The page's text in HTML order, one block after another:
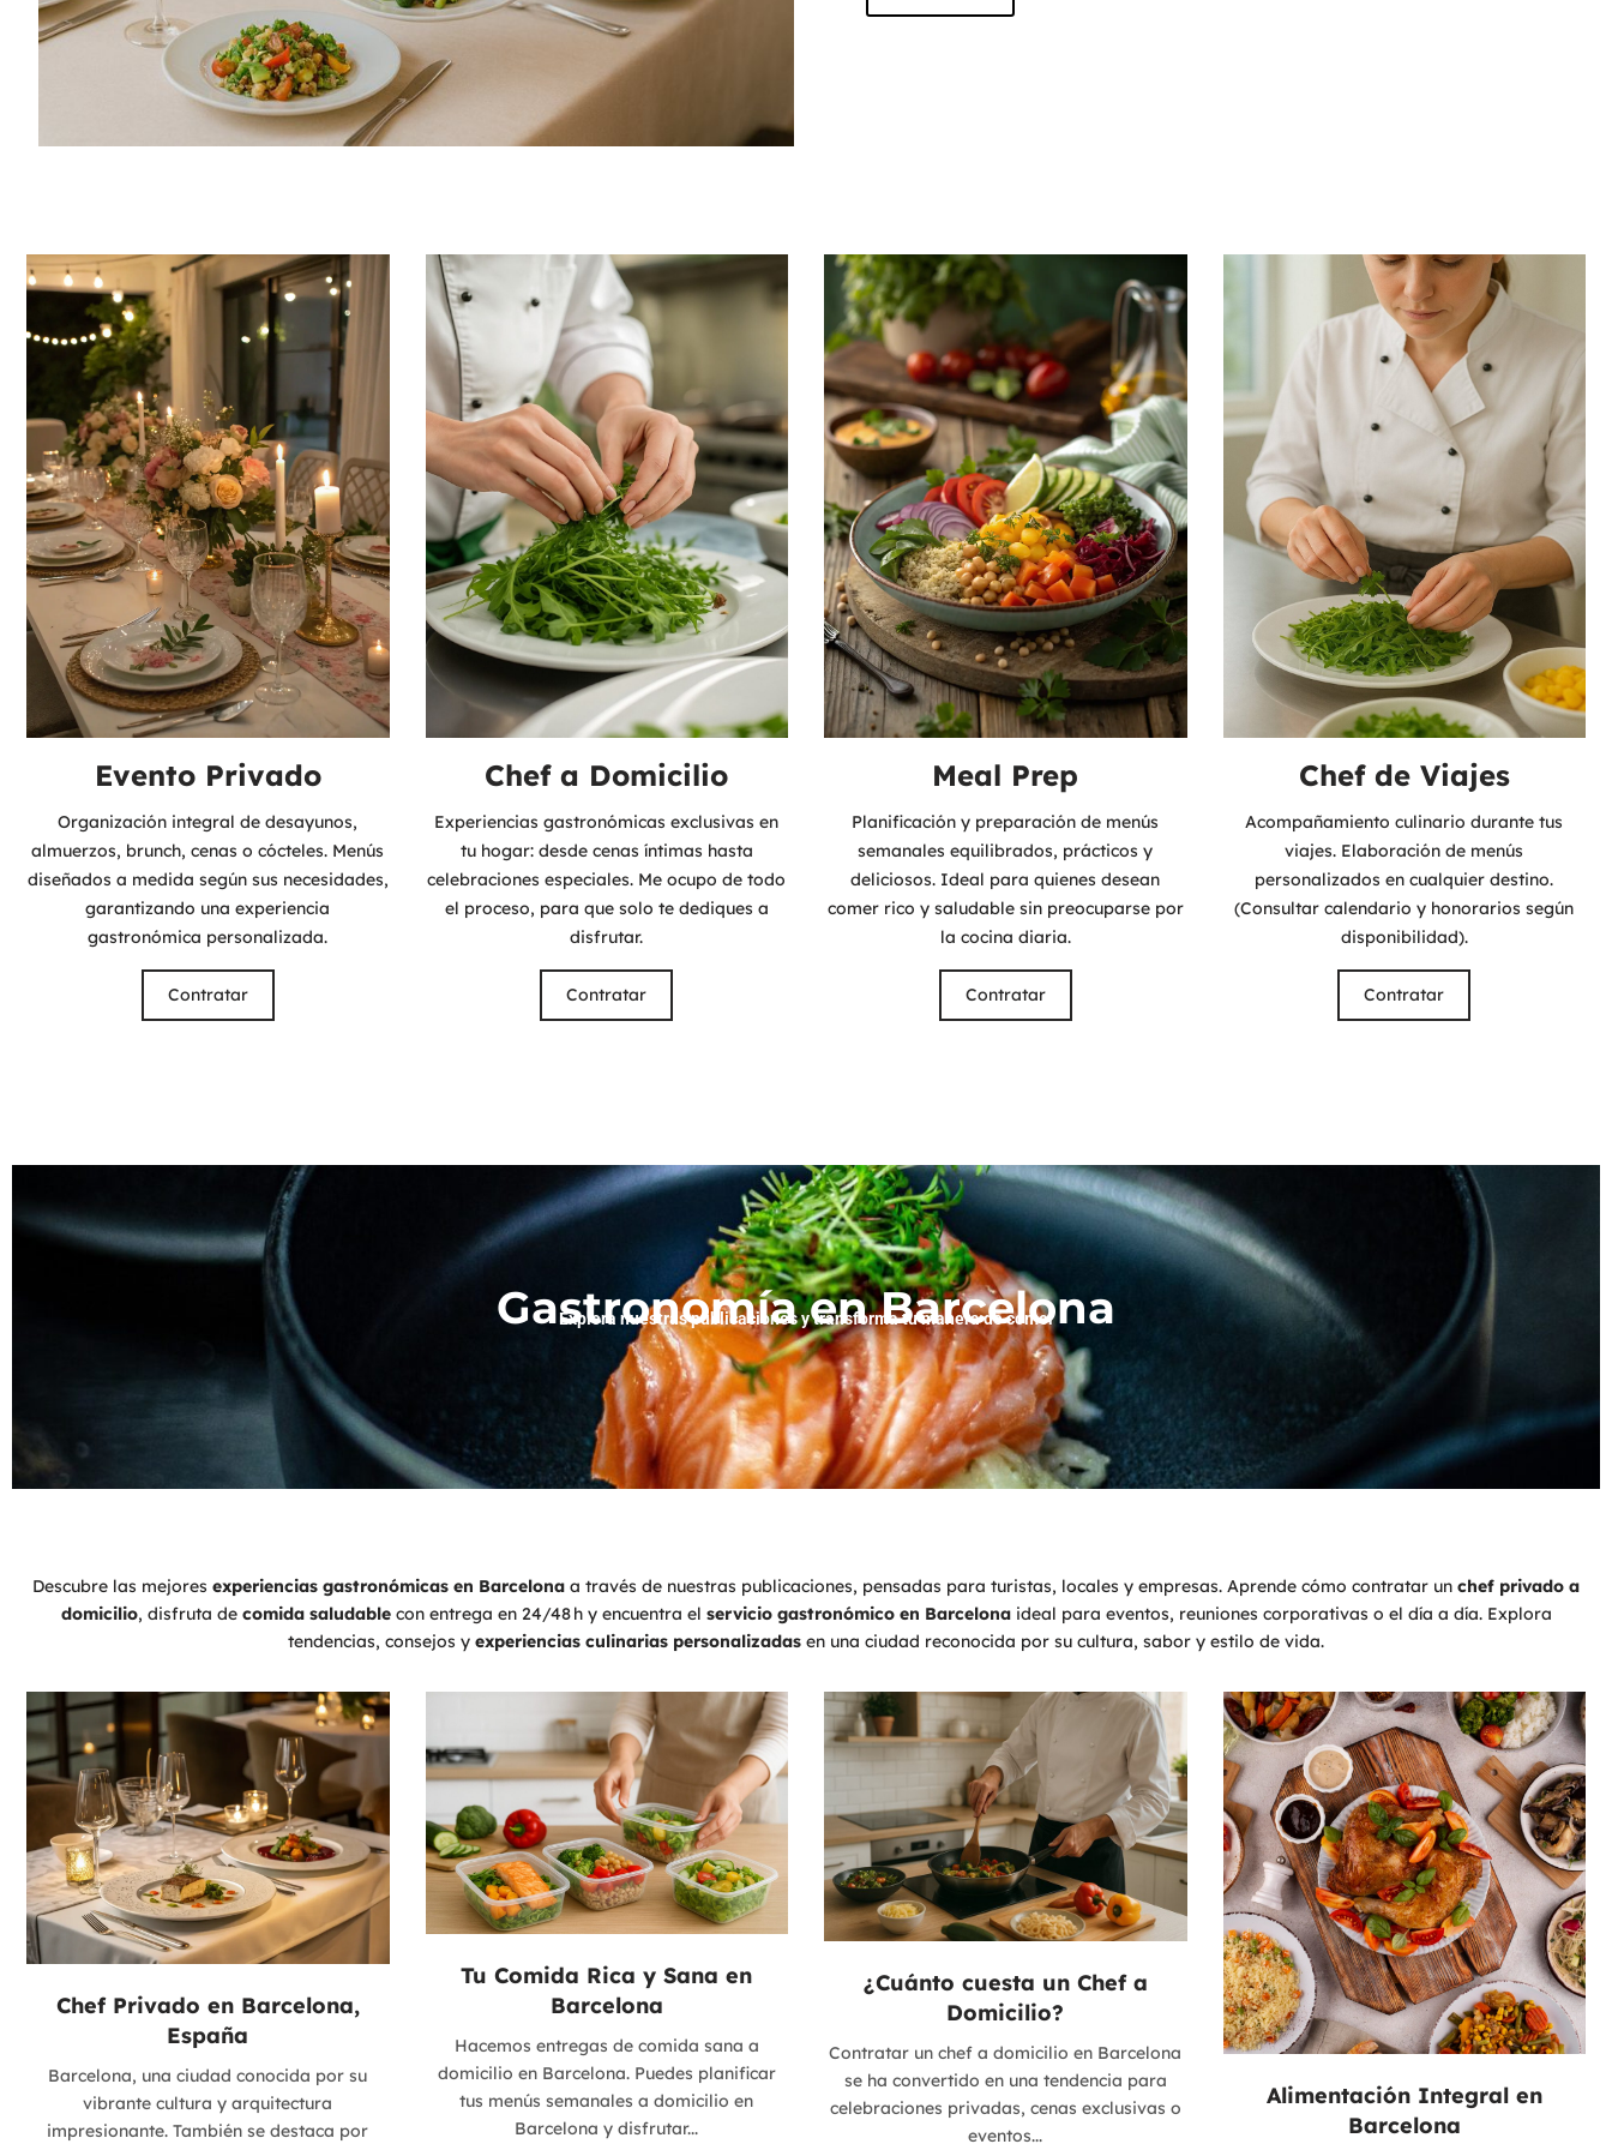
Evento Privado
Organización integral de desayunos,
almuerzos, brunch, cenas o cócteles. Menús
diseñados a medida según sus necesidades,
garantizando una experiencia
gastronómica personalizada.
Contratar
Chef a Domicilio
Experiencias gastronómicas exclusivas en
tu hogar: desde cenas íntimas hasta
celebraciones especiales. Me ocupo de todo
el proceso, para que solo te dediques a
disfrutar.
Contratar
Meal Prep
Planificación y preparación de menús
semanales equilibrados, prácticos y
deliciosos. Ideal para quienes desean
comer rico y saludable sin preocuparse por
la cocina diaria.
Contratar
Chef de Viajes
Acompañamiento culinario durante tus
viajes. Elaboración de menús
personalizados en cualquier destino.
(Consultar calendario y honorarios según
disponibilidad).
Contratar
Gastronomía en Barcelona
Explora nuestras publicaciones y transforma tu manera de comer
Descubre las mejores experiencias gastronómicas en Barcelona a través de nuestras publicaciones, pensadas para turistas, locales y empresas. Aprende cómo contratar un chef privado a
domicilio, disfruta de comida saludablecon entrega en 24/48 h y encuentra el servicio gastronómico en Barcelonaideal para eventos, reuniones corporativas o el día a día. Explora
tendencias, consejos y experiencias culinarias personalizadas en una ciudad reconocida por su cultura, sabor y estilo de vida.
Chef Privado en Barcelona,
España
Barcelona, una ciudad conocida por su
vibrante cultura y arquitectura
impresionante. También se destaca por
Tu Comida Rica y Sana en
Barcelona
Hacemos entregas de comida sana a
domicilio en Barcelona. Puedes planificar
tus menús semanales a domicilio en
Barcelona y disfrutar...
¿Cuánto cuesta un Chef a
Domicilio?
Contratar un chef a domicilio en Barcelona
se ha convertido en una tendencia para
celebraciones privadas, cenas exclusivas o
eventos...
Alimentación Integral en
Barcelona